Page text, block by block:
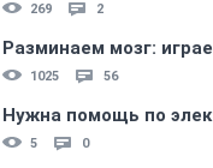
269 2
Разминаем мозг:
1025 56
Нужна помощь по
5 0